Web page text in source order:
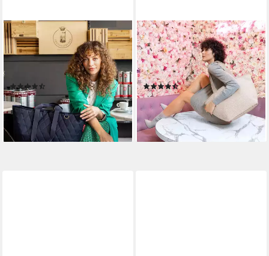
REISENTHEL®
Tragetasche CLASSIC
SHOPPER XL, Dunkelblau,
Goldgelb, 26 Liter
42,59 €
lieferbar - in 2-3 Werktagen bei dir
+1
REISENTHEL®
Tragetasche SHOPPER M, 15
Liter, Sandgrau, Polyester, (1-
tlg), Wasserabweisend
(50)
ab 33,09 €
lieferbar - in 2-3 Werktagen bei dir
+4